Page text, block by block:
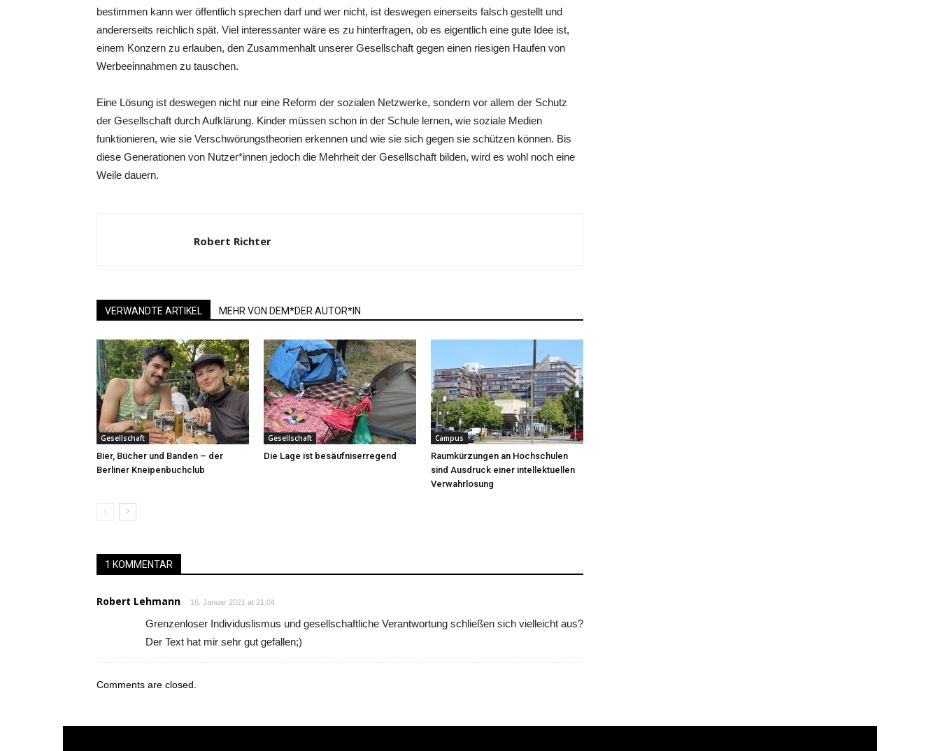
bestimmen kann wer öffentlich sprechen darf und wer nicht, ist deswegen einerseits falsch gestellt und
andererseits reichlich spät. Viel interessanter wäre es zu hinterfragen, ob es eigentlich eine gute Idee ist,
einem Konzern zu erlauben, den Zusammenhalt unserer Gesellschaft gegen einen riesigen Haufen von
Werbeeinnahmen zu tauschen.
Eine Lösung ist deswegen nicht nur eine Reform der sozialen Netzwerke, sondern vor allem der Schutz
der Gesellschaft durch Aufklärung. Kinder müssen schon in der Schule lernen, wie soziale Medien
funktionieren, wie sie Verschwörungstheorien erkennen und wie sie sich gegen sie schützen können. Bis
diese Generationen von Nutzer*innen jedoch die Mehrheit der Gesellschaft bilden, wird es wohl noch eine
Weile dauern.
Robert Richter
VERWANDTE ARTIKEL MEHR VON DEM*DER AUTOR*IN
Gesellschaft
Bier, Bücher und Banden – der
Berliner Kneipenbuchclub
Gesellschaft
Die Lage ist besäufniserregend
Campus
Raumkürzungen an Hochschulen
sind Ausdruck einer intellektuellen
Verwahrlosung
1 KOMMENTAR
Robert Lehmann 16. Januar 2021 at 21:04
Grenzenloser Individuslismus und gesellschaftliche Verantwortung schließen sich vielleicht aus?
Der Text hat mir sehr gut gefallen;)
Comments are closed.